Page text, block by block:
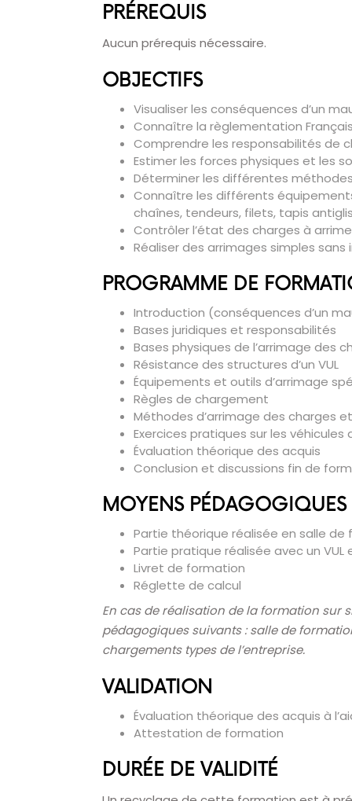
PRÉREQUIS
Aucun prérequis nécessaire.
OBJECTIFS
Visualiser les conséquences d’un
Connaître la règlementation
Comprendre les responsabilités de
Estimer les forces physiques et les
Déterminer les différentes
Connaître les différents
chaînes, tendeurs, filets, tapis
Contrôler l’état des charges à
Réaliser des arrimages simples sans
PROGRAMME DE
Introduction (conséquences d’un
Bases juridiques et responsabilités
Bases physiques de l’arrimage des
Résistance des structures d’un VUL
Équipements et outils d’arrimage
Règles de chargement
Méthodes d’arrimage des charges
Exercices pratiques sur les véhicules
Évaluation théorique des acquis
Conclusion et discussions fin de
MOYENS
Partie théorique réalisée en salle
Partie pratique réalisée avec un
Livret de formation
Réglette de calcul
En cas de réalisation de la formation sur
pédagogiques suivants : salle de
chargements types de l’entreprise.
VALIDATION
Évaluation théorique des acquis à
Attestation de formation
DURÉE DE VALIDITÉ